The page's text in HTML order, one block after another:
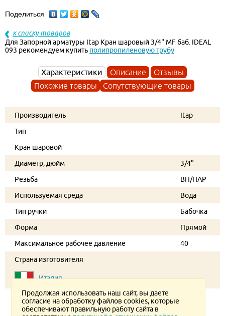
Поделиться
к списку товаров
Для Запорной арматуры Itap Кран шаровый 3/4" MF баб. IDEAL
093 рекомендуем купить полипропиленовую трубу
Характеристики Описание
Отзывы
Похожие товары
Сопутствующие товары
Производитель
Itap
Тип
Кран шаровой
Диаметр, дюйм
3/4"
Резьба
ВН/НАР
Используемая среда
Вода
Тип ручки
Бабочка
Форма
Прямой
Максимальное рабочее давление
40
Страна изготовителя
Италия
Продолжая использовать наш сайт, вы даете
согласие на обработку файлов cookies, которые
обеспечивают правильную работу сайта в